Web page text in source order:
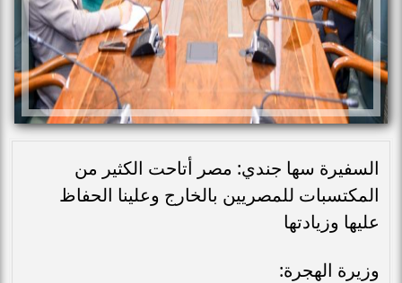
السفيرة سها جندي: مصر أتاحت الكثير من
المكتسبات للمصريين بالخارج وعلينا الحفاظ
عليها وزيادتها
وزيرة الهجرة: